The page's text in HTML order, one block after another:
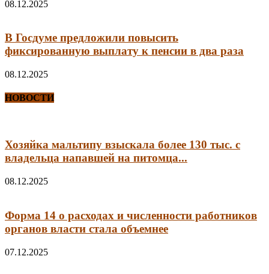
08.12.2025
В Госдуме предложили повысить
фиксированную выплату к пенсии в два раза
08.12.2025
НОВОСТИ
Хозяйка мальтипу взыскала более 130 тыс. с
владельца напавшей на питомца...
08.12.2025
Форма 14 о расходах и численности работников
органов власти стала объемнее
07.12.2025